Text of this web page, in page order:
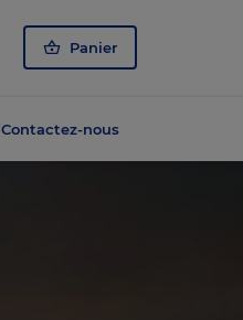
Panier
Contactez-nous